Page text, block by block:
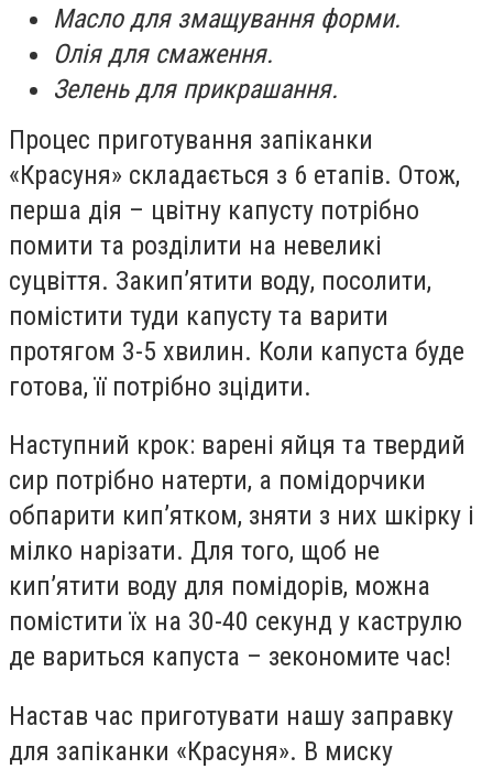
Масло для змащування форми.
Олія для смаження.
Зелень для прикрашання.
Процес приготування запіканки
«Красуня» складається з 6 етапів. Отож,
перша дія – цвітну капусту потрібно
помити та розділити на невеликі
суцвіття. Закип’ятити воду, посолити,
помістити туди капусту та варити
протягом 3-5 хвилин. Коли капуста буде
готова, її потрібно зцідити.
Наступний крок: варені яйця та твердий
сир потрібно натерти, а помідорчики
обпарити кип’ятком, зняти з них шкірку і
мілко нарізати. Для того, щоб не
кип’ятити воду для помідорів, можна
помістити їх на 30-40 секунд у каструлю
де вариться капуста – зекономите час!
Настав час приготувати нашу заправку
для запіканки «Красуня». В миску